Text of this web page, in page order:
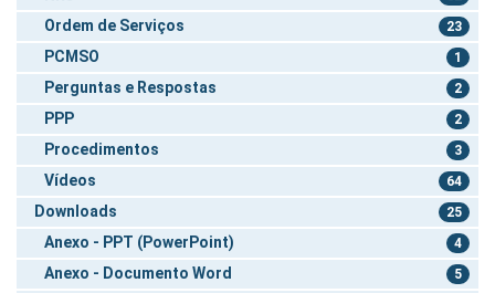
Ordem de Serviços 23
PCMSO 1
Perguntas e Respostas 2
PPP 2
Procedimentos 3
Vídeos 64
Downloads 25
Anexo - PPT (PowerPoint) 4
Anexo - Documento Word 5